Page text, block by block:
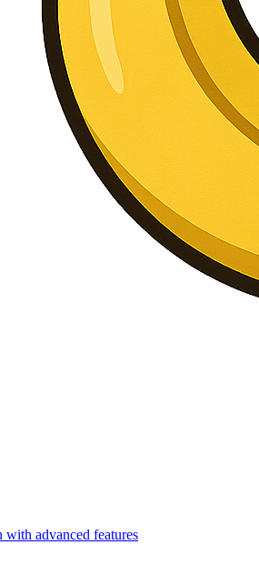
with advanced features